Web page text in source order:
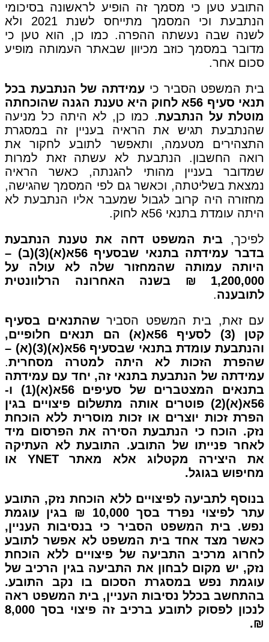
התובע טען כי מסמך זה הופיע לראשונה בסיכומי
הנתבעת וכי המסמך מתייחס לשנת 2021 ולא
לשנה שבה נעשתה ההפרה. כמו כן, הוא טען כי
מדובר במסמך כוזב מכיוון שבאתר העמותה מופיע
סכום אחר.
בית המשפט הסביר כי עמידתה של הנתבעת בכל
תנאי סעיף 56א לחוק היא טענת הגנה שהוכחתה
מוטלת על הנתבעת. כמו כן, לא היתה כל מניעה
שהנתבעת תגיש את הראיה בעניין זה במסגרת
התצהירים מטעמה, ותאפשר לתובע לחקור את
רואה החשבון. הנתבעת לא עשתה זאת למרות
שמדובר בעניין מהותי להגנתה, כאשר הראיה
נמצאת בשליטתה, וכאשר גם לפי המסמך שהגישה,
מחזורה היה קרוב לגבול שמעבר אליו הנתבעת לא
היתה עומדת בתנאי 56א לחוק.
לפיכך,בית המשפט דחה את טענת הנתבעת
בדבר עמידתה בתנאי שבסעיף 56א(א)(3)(ב) –
היותה עמותה שהמחזור שלה לא עולה על
1,200,000 ₪ בשנה האחרונה הרלוונטית
לתובענה.
עם זאת, בית המשפט הסבירשהתנאים בסעיף
קטן (3) לסעיף 56א(א) הם תנאים חלופיים,
והנתבעת עומדת בתנאי שבסעיף 56א(א)(3)(א) –
שהפרת הזכות לא היתה למטרה מסחרית.
עמידתה של הנתבעת בתנאי זה, יחד עם עמידתה
בתנאים המצטברים של סעיפים 56א(א)(1) ו-
56א(א)(2) פוטרים אותה מתשלום פיצויים בגין
הפרת זכות יוצרים או זכות מוסרית ללא הוכחת
נזק. הוכח כי הנתבעת הסירה את הפרסום מיד
לאחר פנייתו של התובע. התובעת לא העתיקה
את היצירה מקטלוג אלא מאתר YNET או
מחיפוש בגוגל.
בנוסף לתביעה לפיצויים ללא הוכחת נזק, התובע
עתר לפיצוי נפרד בסך 10,000 ₪ בגין עוגמת
נפש. בית המשפט הסביר כי בנסיבות העניין,
כאשר מצד אחד בית המשפט לא אפשר לתובע
לחרוג מרכיב התביעה של פיצויים ללא הוכחת
נזק, יש מקום לבחון את התביעה בגין הרכיב של
עוגמת נפש במסגרת הסכום בו נקב התובע.
בהתחשב בכלל נסיבות העניין, בית המשפט ראה
לנכון לפסוק לתובע ברכיב זה פיצוי בסך 8,000
₪.